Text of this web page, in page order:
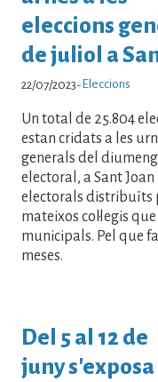
eleccions
de juliol a
22/07/2023- Eleccions
Un total de 25.804
estan cridats a les
generals del
electoral, a Sant
electorals distribuïts
mateixos col·legis
municipals. Pel que
meses.
Del 5 al 12 de
juny s'exposa